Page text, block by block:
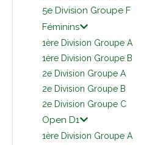
5e Division Groupe F
Féminins
1ère Division Groupe A
1ère Division Groupe B
2e Division Groupe A
2e Division Groupe B
2e Division Groupe C
Open D1
1ère Division Groupe A